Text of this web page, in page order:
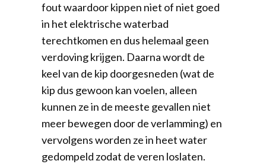
fout waardoor kippen niet of niet goed
in het elektrische waterbad
terechtkomen en dus helemaal geen
verdoving krijgen. Daarna wordt de
keel van de kip doorgesneden (wat de
kip dus gewoon kan voelen, alleen
kunnen ze in de meeste gevallen niet
meer bewegen door de verlamming) en
vervolgens worden ze in heet water
gedompeld zodat de veren loslaten.